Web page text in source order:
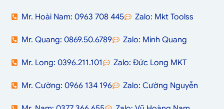
Mr. Hoài Nam: 0963 708 445 Zalo: Mkt Toolss
Mr. Quang: 0869.50.6789 Zalo: Minh Quang
Mr. Long: 0396.211.101 Zalo: Đức Long MKT
Mr. Cường: 0966 134 196 Zalo: Cường Nguyễn